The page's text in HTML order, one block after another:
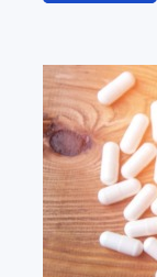
znacznie
zachowaniu masy
różnica.
można
sylwetkę.
w